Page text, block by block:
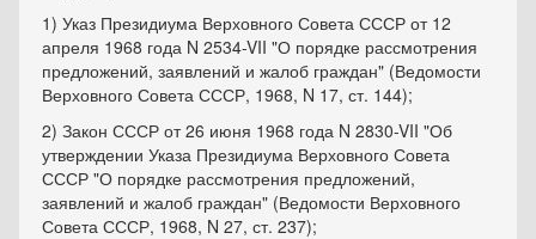
1) Указ Президиума Верховного Совета СССР от 12
апреля 1968 года N 2534-VII "О порядке рассмотрения
предложений, заявлений и жалоб граждан" (Ведомости
Верховного Совета СССР, 1968, N 17, ст. 144);
2) Закон СССР от 26 июня 1968 года N 2830-VII "Об
утверждении Указа Президиума Верховного Совета
СССР "О порядке рассмотрения предложений,
заявлений и жалоб граждан" (Ведомости Верховного
Совета СССР, 1968, N 27, ст. 237);